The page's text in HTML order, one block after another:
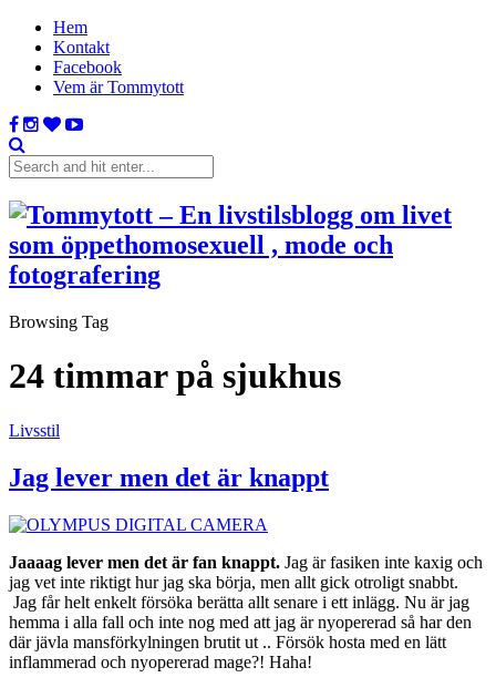
Hem
Kontakt
Facebook
Vem är Tommytott
Browsing Tag
24 timmar på sjukhus
Livsstil
Jag lever men det är knappt
Jaaaag lever men det är fan knappt. Jag är fasiken inte kaxig och
jag vet inte riktigt hur jag ska börja, men allt gick otroligt snabbt.
Jag får helt enkelt försöka berätta allt senare i ett inlägg. Nu är jag
hemma i alla fall och inte nog med att jag är nyopererad så har den
där jävla mansförkylningen brutit ut .. Försök hosta med en lätt
inflammerad och nyopererad mage?! Haha!